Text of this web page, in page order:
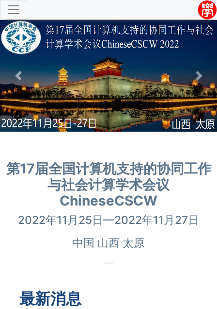
Previous Next
第17届全国计算机支持的协同工作
与社会计算学术会议
ChineseCSCW
2022年11月25日—2022年11月27日
中国 山西 太原
最新消息